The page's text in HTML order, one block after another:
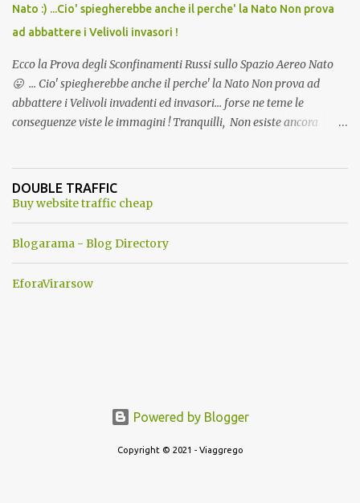
Nato :) ...Cio' spiegherebbe anche il perche' la Nato Non prova
ad abbattere i Velivoli invasori !
Ecco la Prova degli Sconfinamenti Russi sullo Spazio Aereo Nato
😛 ... Cio' spiegherebbe anche il perche' la Nato Non prova ad
abbattere i Velivoli invadenti ed invasori... forse ne teme le
conseguenze viste le immagini ! Tranquilli, Non esiste ancora
ancora una fantasia Nato o forse una "False Flag", per provocare
una guerra mondiale che difficilmente da menti sane, potrebbe
DOUBLE TRAFFIC
Buy website traffic cheap
Blogarama - Blog Directory
EforaVirarsow
Powered by Blogger
Copyright © 2021 - Viaggrego